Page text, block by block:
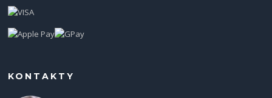
KONTAKTY